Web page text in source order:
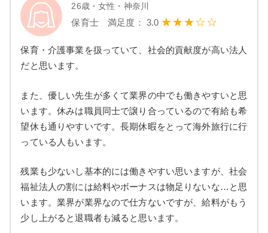
26歳・女性・神奈川
保育士 満足度： 3.0 ★★★☆☆
保育・介護事業を扱っていて、社会的貢献度が高い法人
だと思います。
また、優しい先生が多くて業界の中でも働きやすいと思
います。休みは職員同士で譲り合っているので有給も希
望休も通りやすいです。長期休暇をとって海外旅行に行
っている人もいます。
残業も少ないし基本的には働きやすい思いますが、社会
福祉法人の割には給料やボーナスは物足りないな…と思
います。業界が業界なので仕方ないですが、給料がもう
少し上がると退職者も減ると思います。